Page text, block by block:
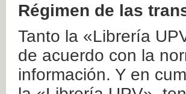
Régimen de las
Tanto la «Librería
de acuerdo con la
información. Y en